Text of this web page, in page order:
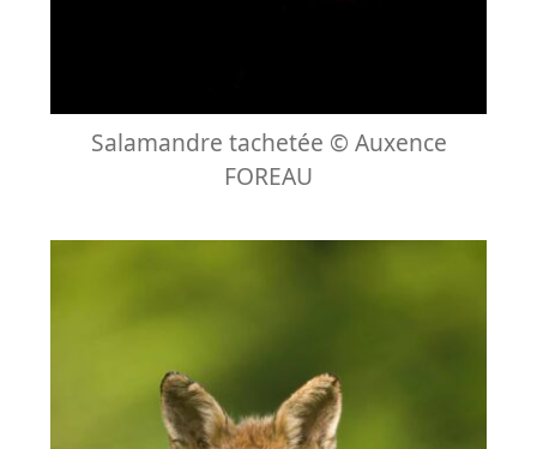
Salamandre tachetée © Auxence
FOREAU